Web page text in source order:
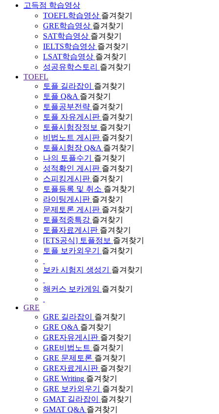
고득점 학습영상
TOEFL학습영상 즐겨찾기
GRE학습영상 즐겨찾기
SAT학습영상 즐겨찾기
IELTS학습영상 즐겨찾기
LSAT학습영상 즐겨찾기
성공유학스토리 즐겨찾기
TOEFL
토플 길라잡이
즐겨찾기
토플 Q&A 즐겨찾기
토플공부전략 즐겨찾기
토플 자유게시판 즐겨찾기
토플시험장정보 즐겨찾기
비법노트 게시판 즐겨찾기
토플시험장 Q&A 즐겨찾기
나의 토플수기
즐겨찾기
성적확인 게시판 즐겨찾기
스피킹게시판 즐겨찾기
토플등록 및 취소 즐겨찾기
라이팅게시판 즐겨찾기
문제토론 게시판 즐겨찾기
토플적중특강 즐겨찾기
토플자료게시판 즐겨찾기
[ETS공식] 토플정보 즐겨찾기
토플 보카외우기
즐겨찾기
보카 시험지 생성기 즐겨찾기
해커스 보카게임 즐겨찾기
GRE
GRE 길라잡이
즐겨찾기
GRE Q&A 즐겨찾기
GRE자유게시판 즐겨찾기
GRE비법노트 즐겨찾기
GRE 문제토론 즐겨찾기
GRE자료게시판 즐겨찾기
GRE Writing 즐겨찾기
GRE 보카외우기
즐겨찾기
GMAT 길라잡이
즐겨찾기
GMAT Q&A 즐겨찾기